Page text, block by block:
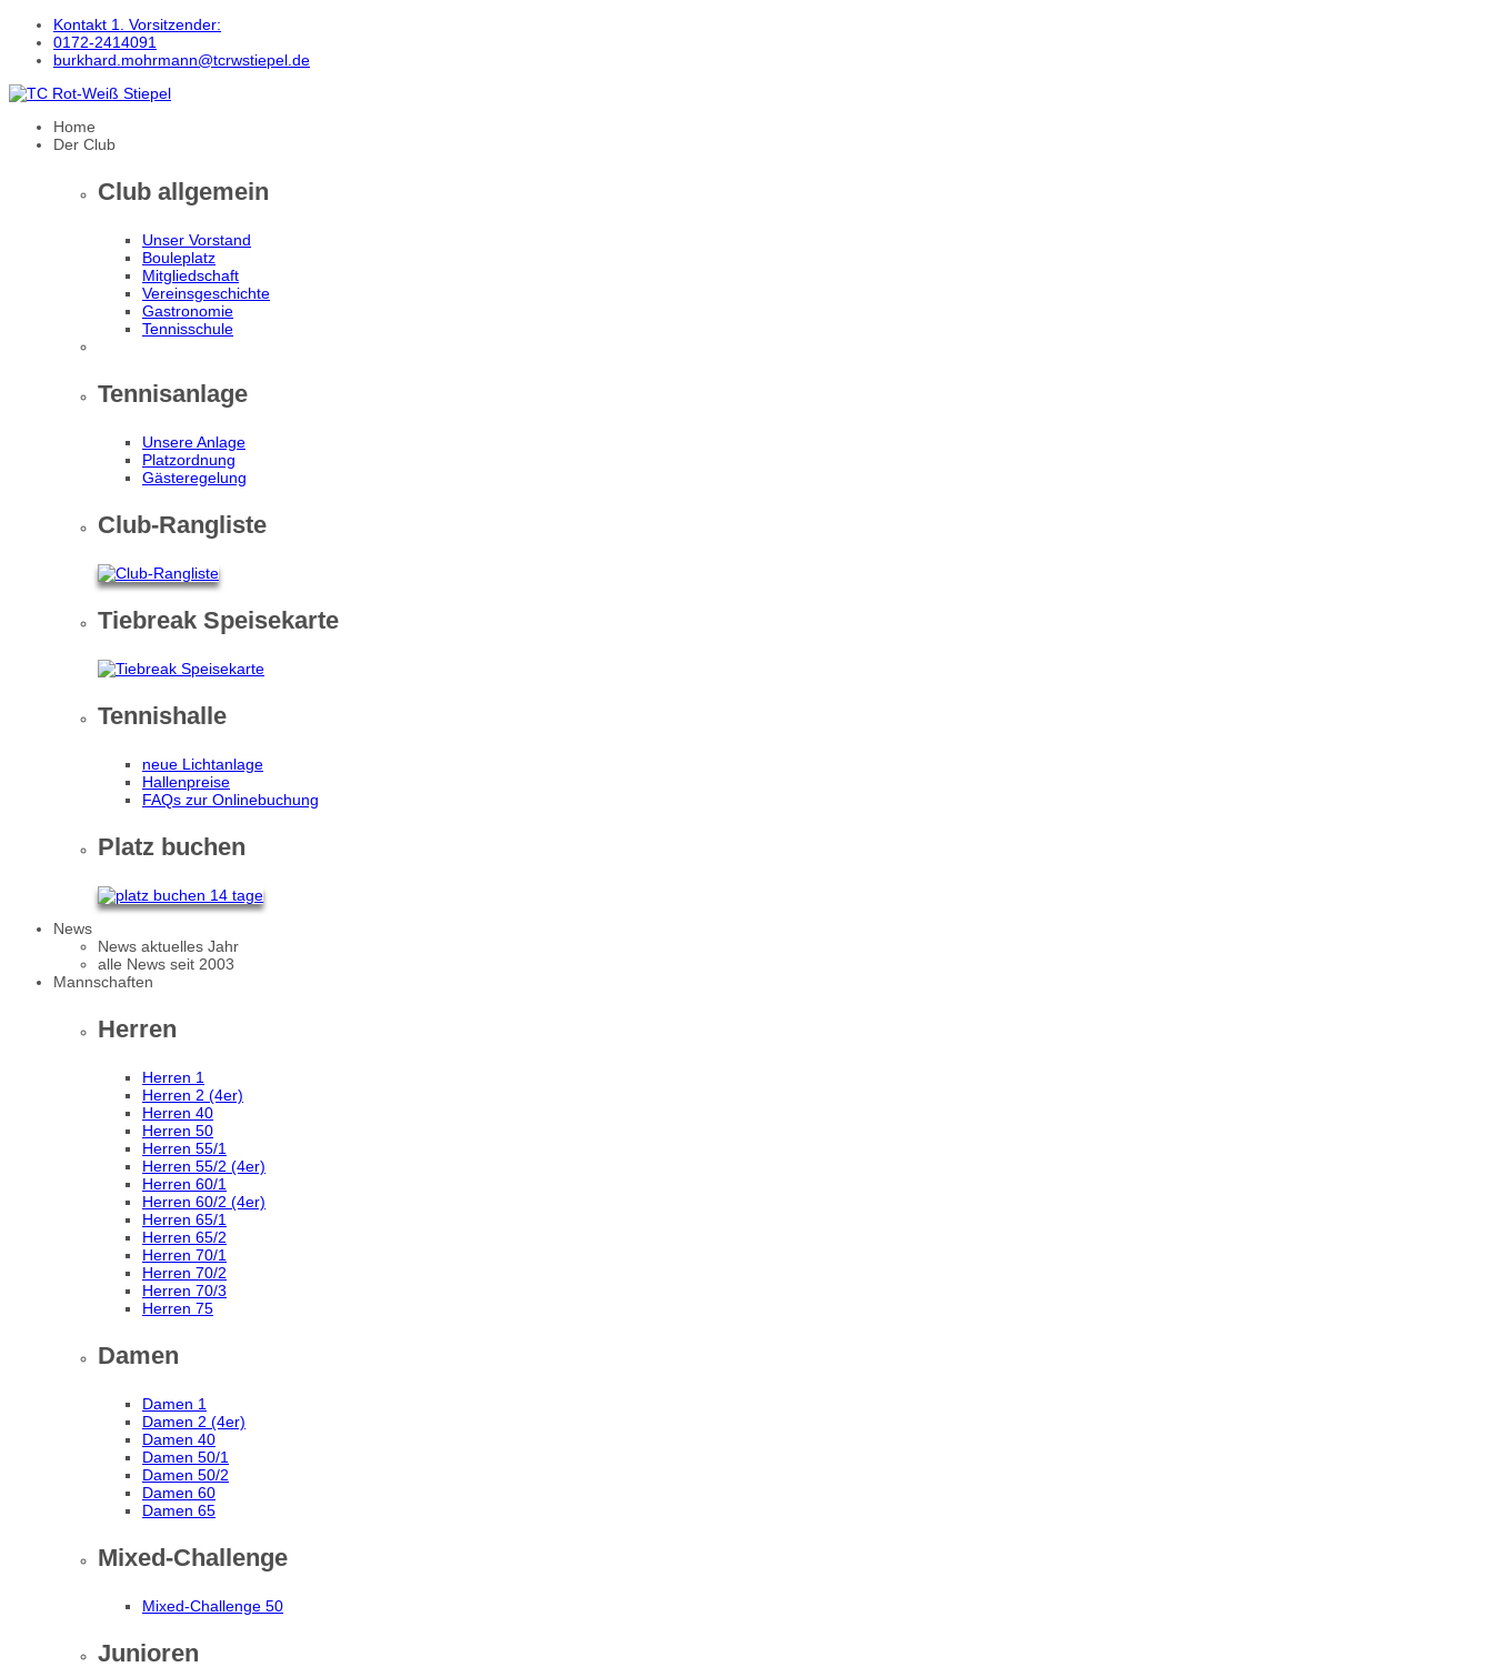
Kontakt 1. Vorsitzender:
0172-2414091
burkhard.mohrmann@tcrwstiepel.de
Home
Der Club
Club allgemein
Unser Vorstand
Bouleplatz
Mitgliedschaft
Vereinsgeschichte
Gastronomie
Tennisschule
Tennisanlage
Unsere Anlage
Platzordnung
Gästeregelung
Club-Rangliste
Tiebreak Speisekarte
Tennishalle
neue Lichtanlage
Hallenpreise
FAQs zur Onlinebuchung
Platz buchen
News
News aktuelles Jahr
alle News seit 2003
Mannschaften
Herren
Herren 1
Herren 2 (4er)
Herren 40
Herren 50
Herren 55/1
Herren 55/2 (4er)
Herren 60/1
Herren 60/2 (4er)
Herren 65/1
Herren 65/2
Herren 70/1
Herren 70/2
Herren 70/3
Herren 75
Damen
Damen 1
Damen 2 (4er)
Damen 40
Damen 50/1
Damen 50/2
Damen 60
Damen 65
Mixed-Challenge
Mixed-Challenge 50
Junioren